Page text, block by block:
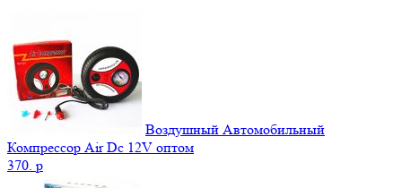
Воздушный Автомобильный
Компрессор Air Dc 12V оптом
370. p